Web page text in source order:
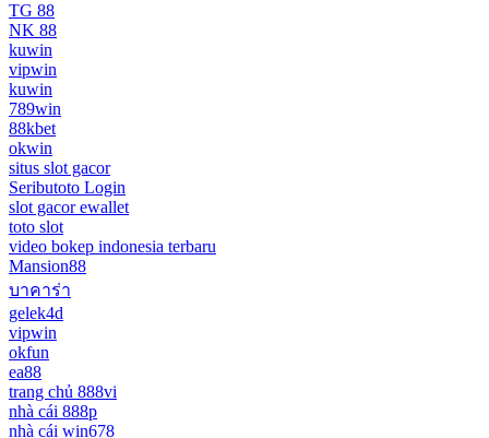
TG 88
NK 88
kuwin
vipwin
kuwin
789win
88kbet
okwin
situs slot gacor
Seributoto Login
slot gacor ewallet
toto slot
video bokep indonesia terbaru
Mansion88
บาคาร่า
gelek4d
vipwin
okfun
ea88
trang chủ 888vi
nhà cái 888p
nhà cái win678